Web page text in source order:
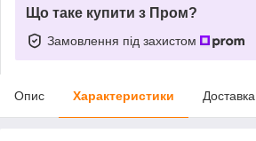
Що таке купити з Пром?
Замовлення під захистом
Опис Характеристики Доставка